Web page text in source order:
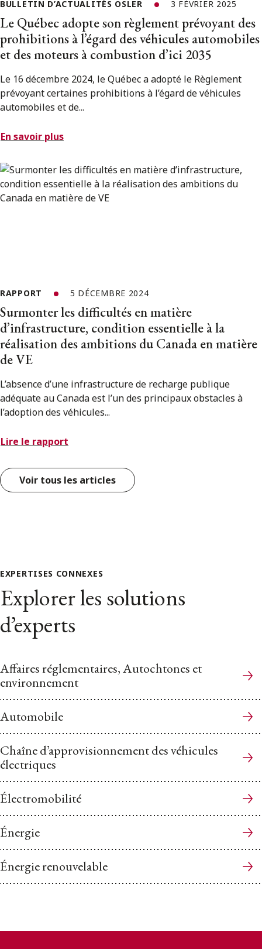
BULLETIN D’ACTUALITÉS OSLER 3 FÉVRIER 2025
Le Québec adopte son règlement prévoyant des
prohibitions à l’égard des véhicules automobiles
et des moteurs à combustion d’ici 2035
Le 16 décembre 2024, le Québec a adopté le Règlement
prévoyant certaines prohibitions à l’égard de véhicules
automobiles et de...
En savoir plus
RAPPORT 5 DÉCEMBRE 2024
Surmonter les difficultés en matière
d’infrastructure, condition essentielle à la
réalisation des ambitions du Canada en matière
de VE
L’absence d’une infrastructure de recharge publique
adéquate au Canada est l’un des principaux obstacles à
l’adoption des véhicules...
Lire le rapport
Voir tous les articles
EXPERTISES CONNEXES
Explorer les solutions
d’experts
Affaires réglementaires, Autochtones et
environnement
Automobile
Chaîne d’approvisionnement des véhicules
électriques
Électromobilité
Énergie
Énergie renouvelable